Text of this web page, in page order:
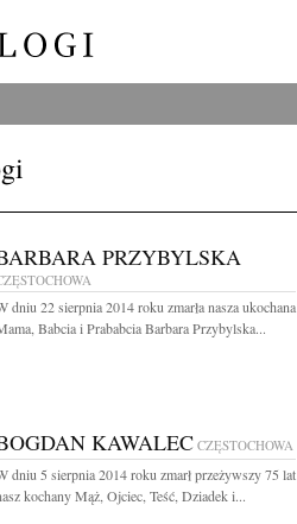
PRZYBYLSKA
dniu 22 sierpnia 2014 roku zmarła nasza ukochana
Babcia i Prababcia Barbara Przybylska...
KAWALECCZĘSTOCHOWA
dniu 5 sierpnia 2014 roku zmarł przeżywszy 75 lat
kochany Mąż, Ojciec, Teść, Dziadek i...